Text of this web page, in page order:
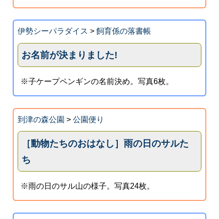
伊勢シーパラダイス > 飼育係の落書帳
お名前が決まりました!
※子ケープペンギンの名前決め。写真6枚。
到津の森公園 > 公園便り
［動物たちのおはなし］雨の日のサルた
ち
※雨の日のサル山の様子。写真24枚。